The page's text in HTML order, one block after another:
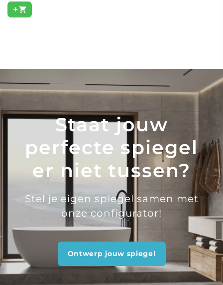
+
Staat jouw
perfecte spiegel
er niet tussen?
Stel je eigen spiegel samen met
onze configurator!
Ontwerp jouw spiegel